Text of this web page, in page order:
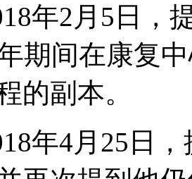
年2月5日，
期间在康复
的副本。
年4月25日